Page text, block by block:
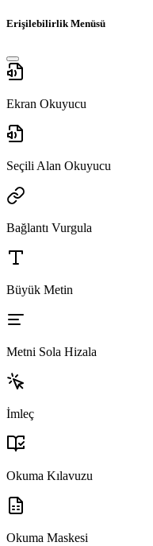
Erişilebilirlik Menüsü
Ekran Okuyucu
Seçili Alan Okuyucu
Bağlantı Vurgula
Büyük Metin
Metni Sola Hizala
İmleç
Okuma Kılavuzu
Okuma Maskesi